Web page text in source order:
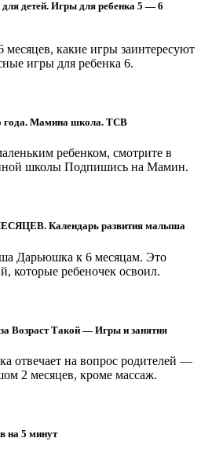
детей. Игры для ребенка 5 — 6
какие игры заинтересуют
игры для ребенка 6.
года. Мамина школа. ТСВ
ребенком, смотрите в
школы Подпишись на Мамин.
Календарь развития малыша
Дарьюшка к 6 месяцам. Это
которые ребеночек освоил.
Возраст Такой — Игры и занятия
отвечает на вопрос родителей —
2 месяцев, кроме массаж.
на 5 минут